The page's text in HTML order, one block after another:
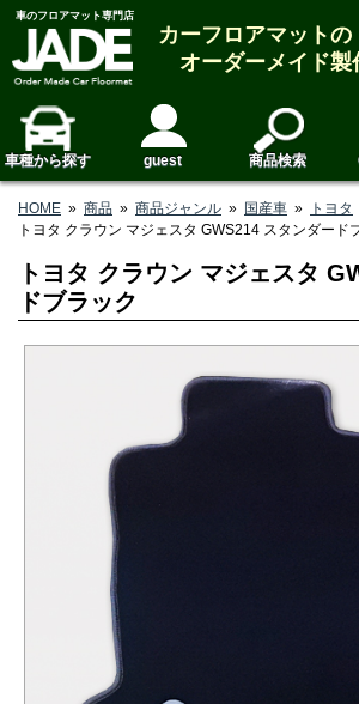
車のフロアマット専門店
カーフロアマットの
オーダーメイド製
車種から探す guest 商品検索
HOME » 商品 » 商品ジャンル » 国産車 » トヨタ
トヨタ クラウン マジェスタ GWS214 スタンダード
トヨタ クラウン マジェスタ
ドブラック